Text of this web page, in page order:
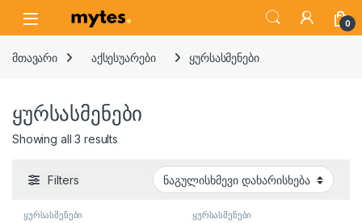
Open 0
მთავარი აქსესუარები ყურსასმენები
ყურსასმენები
Showing all 3 results
Filters
ყურსასმენები ყურსასმენები